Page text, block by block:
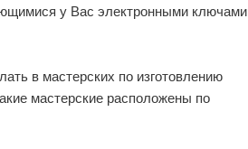
у Вас электронными ключами
в мастерских по изготовлению
мастерские расположены по